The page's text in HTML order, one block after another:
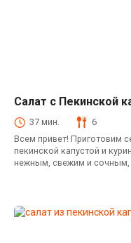
Салат с Пекинской
37 мин. 6
Всем привет! Приготовим
пекинской капустой и
нежным, свежим и сочным,